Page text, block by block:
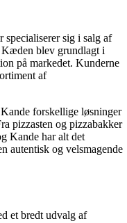
sig i salg af
Kæden blev grundlagt i
på markedet. Kunderne
af
forskellige løsninger
pizzasten og pizzabakker
Kande har alt det
autentisk og velsmagende
et bredt udvalg af